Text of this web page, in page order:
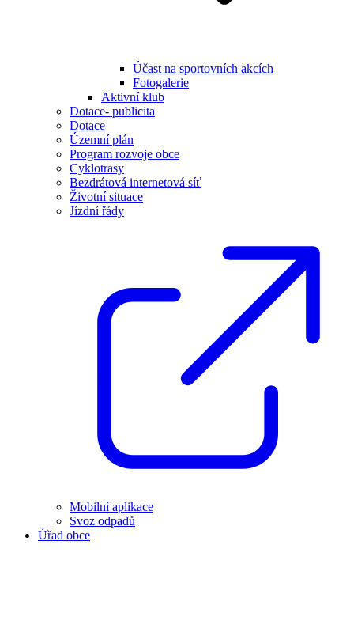
Účast na sportovních akcích
Fotogalerie
Aktivní klub
Dotace- publicita
Dotace
Územní plán
Program rozvoje obce
Cyklotrasy
Bezdrátová internetová síť
Životní situace
Jízdní řády
Mobilní aplikace
Svoz odpadů
Úřad obce